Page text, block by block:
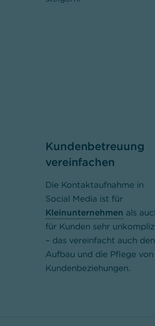
Kundenbetreuung
vereinfachen
Die Kontaktaufnahme in
Social Media ist für
Kleinunternehmen als
für Kunden sehr
– das vereinfacht auch den
Aufbau und die Pflege von
Kundenbeziehungen.